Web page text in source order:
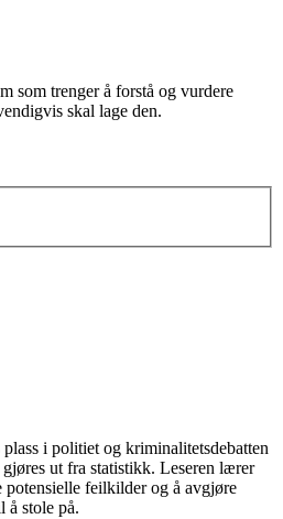
som trenger å forstå og vurdere
skal lage den.
i politiet og kriminalitetsdebatten
ut fra statistikk. Leseren lærer
potensielle feilkilder og å avgjøre
å stole på.